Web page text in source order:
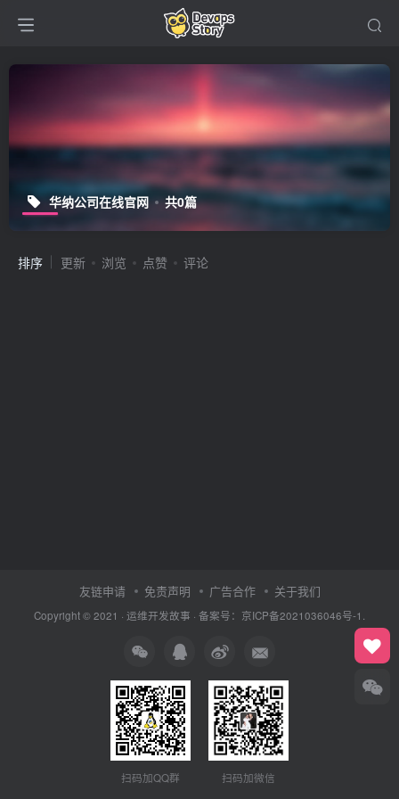
华纳公司在线官网 共0篇
排序 更新 浏览 点赞 评论
友链申请 免责声明 广告合作 关于我们
Copyright © 2021 · 运维开发故事 · 备案号：京ICP备2021036046号-1.
扫码加QQ群 扫码加微信